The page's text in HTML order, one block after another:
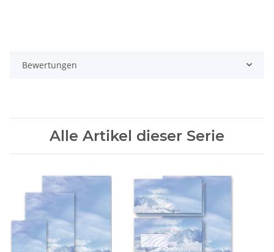
Bewertungen
Alle Artikel dieser Serie